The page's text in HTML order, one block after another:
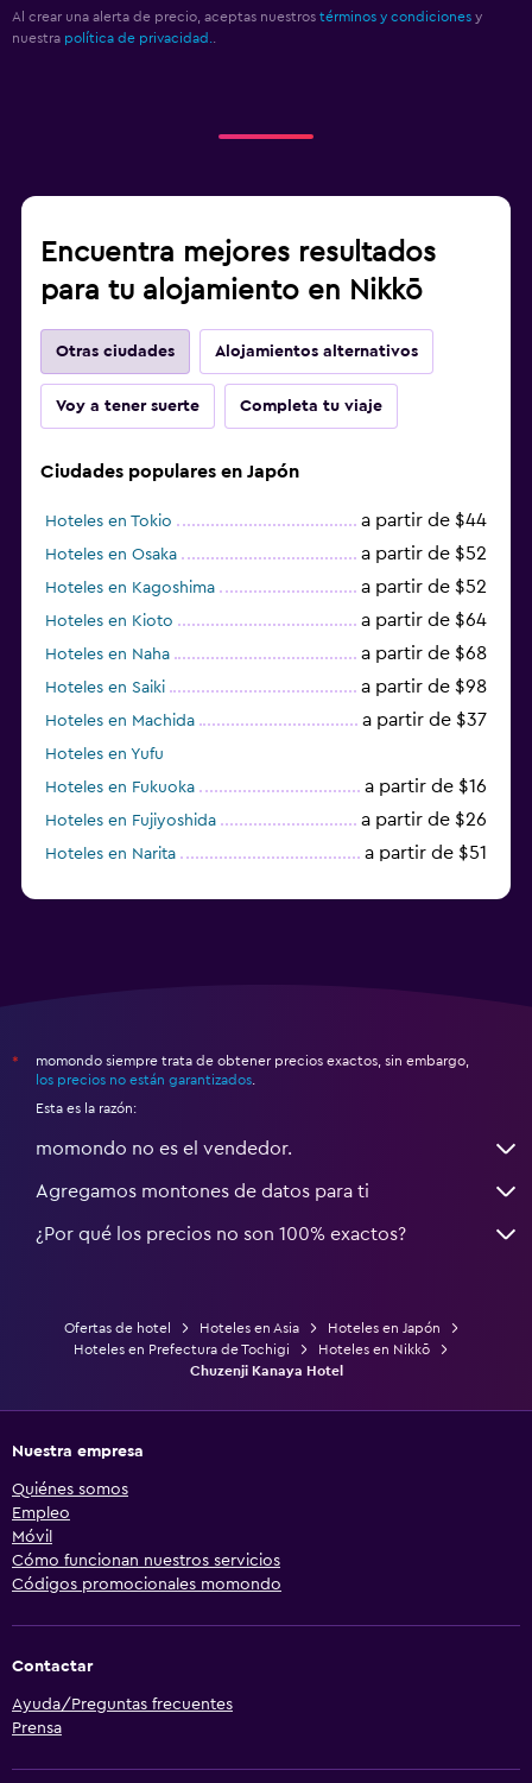
Al crear una alerta de precio, aceptas nuestros términos y condiciones y
nuestra política de privacidad.
Encuentra mejores resultados
para tu alojamiento en Nikkō
Otras ciudades Alojamientos alternativos
Voy a tener suerte Completa tu viaje
Ciudades populares en Japón
Hoteles en Tokio a partir de $44
Hoteles en Osaka a partir de $52
Hoteles en Kagoshima a partir de $52
Hoteles en Kioto a partir de $64
Hoteles en Naha a partir de $68
Hoteles en Saiki a partir de $98
Hoteles en Machida a partir de $37
Hoteles en Yufu
Hoteles en Fukuoka
a partir de $16
Hoteles en Fujiyoshida a partir de $26
Hoteles en Narita a partir de $51
*
momondo siempre trata de obtener precios exactos, sin embargo,
los precios no están garantizados
Esta es la razón:
momondo no es el vendedor.
Agregamos montones de datos para ti
¿Por qué los precios no son 100% exactos?
Ofertas de hotel Hoteles en Asia
Hoteles en Japón
Hoteles en Prefectura de Tochigi
Hoteles en Nikkō
Chuzenji Kanaya Hotel
Nuestra empresa
Quiénes somos
Empleo
Móvil
Cómo funcionan nuestros servicios
Códigos promocionales momondo
Contactar
Ayuda/Preguntas frecuentes
Prensa